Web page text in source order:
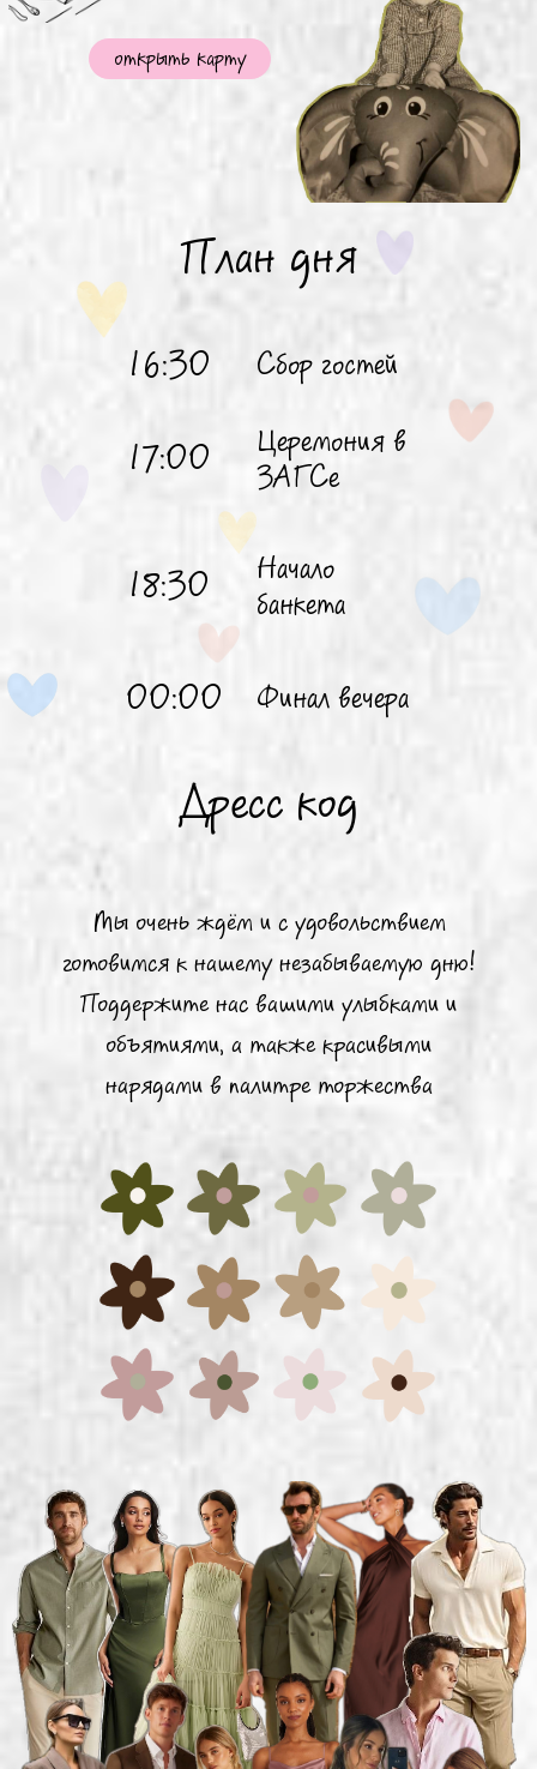
открыть карту
План дня
Сбор гостей
16:30
17:00
18:30
00:00 Финал вечера
Начало
банкета
Церемония в
ЗАГСе
Дресс код
Мы очень ждём и с удовольствием
готовимся к нашему незабываемую дню!
Поддержите нас вашими улыбками и
объятиями, а также красивыми
нарядами в палитре торжества